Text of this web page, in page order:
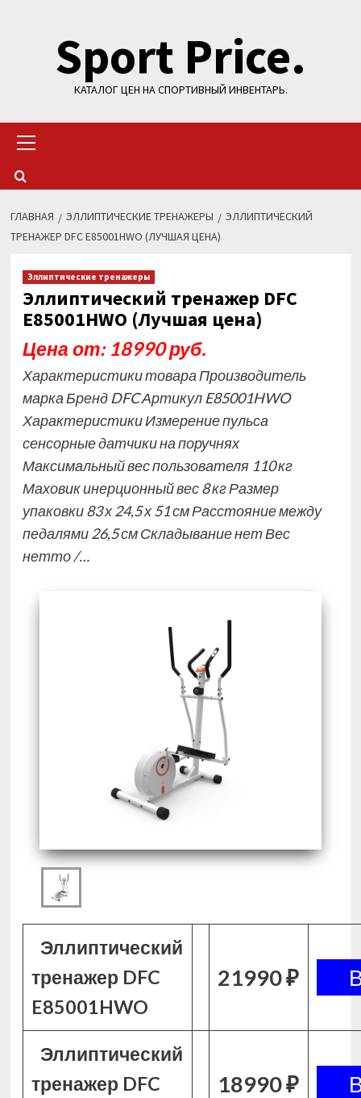
содержимомуSport Price.
КАТАЛОГ ЦЕН НА СПОРТИВНЫЙ ИНВЕНТАРЬ.
меню
ГЛАВНАЯ ЭЛЛИПТИЧЕСКИЕ ТРЕНАЖЕРЫ
ЭЛЛИПТИЧЕСКИЙ
ТРЕНАЖЕР DFC E85001HWO (ЛУЧШАЯ ЦЕНА)
Эллиптические тренажеры
Эллиптический тренажер DFC
E85001HWO (Лучшая цена)
Цена от: 18990 руб.
Характеристики товара Производитель
марка Бренд DFC Артикул E85001HWO
Характеристики Измерение пульса
сенсорные датчики на поручнях
Максимальный вес пользователя 110 кг
Маховик инерционный вес 8 кг Размер
упаковки 83 х 24,5 х 51 см Расстояние между
педалями 26,5 см Складывание нет Вес
нетто /…
Эллиптический
тренажер DFC
E85001HWO
21990 ₽
Эллиптический
тренажер DFC
18990 ₽